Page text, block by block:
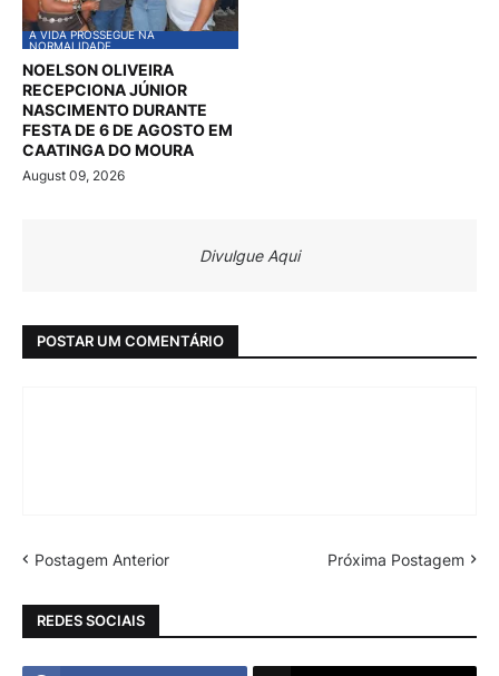
A VIDA PROSSEGUE NA
NORMALIDADE
NOELSON OLIVEIRA
RECEPCIONA JÚNIOR
NASCIMENTO DURANTE
FESTA DE 6 DE AGOSTO EM
CAATINGA DO MOURA
August 09, 2026
Divulgue Aqui
POSTAR UM COMENTÁRIO
Postagem Anterior Próxima Postagem
REDES SOCIAIS